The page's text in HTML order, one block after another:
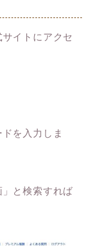
イトにアクセ
を入力しま
と検索すれば